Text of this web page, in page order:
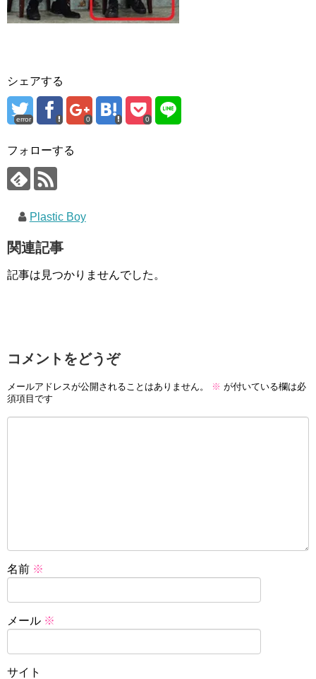
シェアする
error 0 0
フォローする
Plastic Boy
関連記事
記事は見つかりませんでした。
コメントをどうぞ
メールアドレスが公開されることはありません。 ※ が付いている欄は必
須項目です
名前 ※
メール ※
サイト